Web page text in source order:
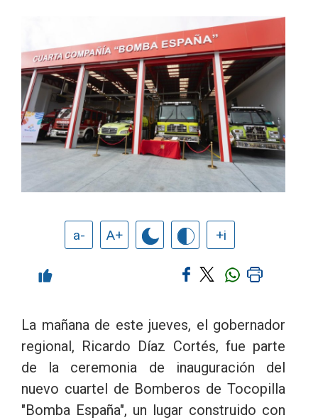
a- A+ +i
La mañana de este jueves, el gobernador
regional, Ricardo Díaz Cortés, fue parte
de la ceremonia de inauguración del
nuevo cuartel de Bomberos de Tocopilla
"Bomba España", un lugar construido con